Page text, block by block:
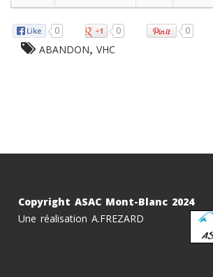
0 0 0
ABANDON, VHC
Copyright ASAC Mont-Blanc 2024
Une réalisation A.FREZARD